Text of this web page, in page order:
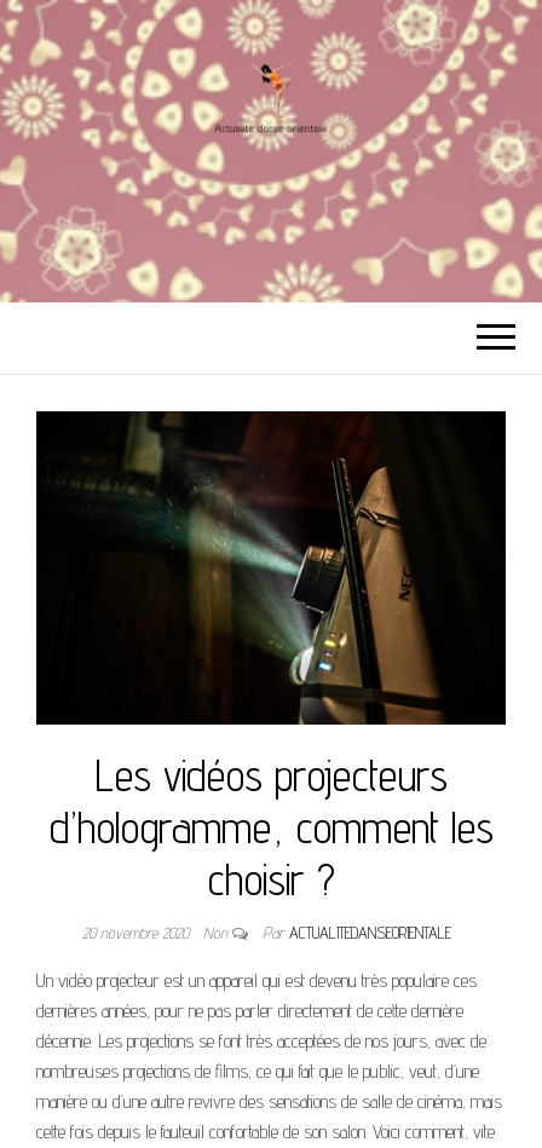
ACTUALITÉ
DANSE
Votre Site à tout faire
Les vidéos projecteurs
d’hologramme, comment les
choisir ?
20 novembre 2020 Non ParACTUALITEDANSEORIENTALE
Un vidéo projecteur est un appareil qui est devenu très populaire ces
dernières années, pour ne pas parler directement de cette dernière
décennie. Les projections se font très acceptées de nos jours, avec de
nombreuses projections de films, ce qui fait que le public, veut, d’une
manière ou d’une autre revivre des sensations de salle de cinéma, mais
cette fois depuis le fauteuil confortable de son salon. Voici comment, vite